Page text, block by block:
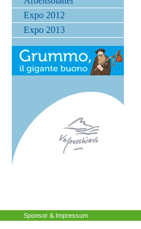
Expo 2012
Expo 2013
Sponsor & Impressum